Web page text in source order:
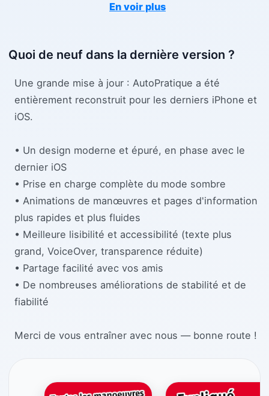
En voir plus
Quoi de neuf dans la dernière version ?
Une grande mise à jour : AutoPratique a été
entièrement reconstruit pour les derniers iPhone et
iOS.
• Un design moderne et épuré, en phase avec le
dernier iOS
• Prise en charge complète du mode sombre
• Animations de manœuvres et pages d'information
plus rapides et plus fluides
• Meilleure lisibilité et accessibilité (texte plus
grand, VoiceOver, transparence réduite)
• Partage facilité avec vos amis
• De nombreuses améliorations de stabilité et de
fiabilité
Merci de vous entraîner avec nous — bonne route !